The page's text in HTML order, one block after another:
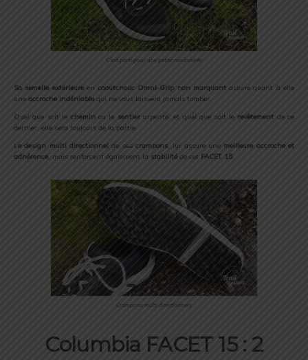
C’est parti pour une petite randonnée
Sa semelle extérieureencaoutchouc Omni-Grip non marquantassure quant à elle
une accroche indéniable qui ne vous laissera jamais tomber.
Quel que soit le chemin ou le sentier arpenté, et quel que soit le revêtement de ce
dernier, elle sera toujours de la partie.
Le design multi directionnelde sescrampons, lui assure une meilleure accroche et
adhérence, mais renforcent également la stabilité de cet FACET 15.
Crampons multi directionnels
Columbia FACET 15 : 2